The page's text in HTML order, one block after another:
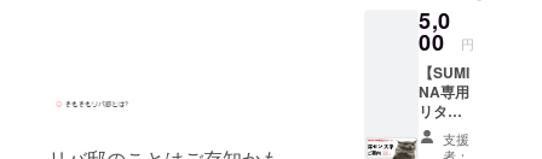
メッ
セージ
●クラウ
ドファ
ンディ
ングの
活動報
告にお
許もあ
り） ●
リバ邸
深セン
ご支援
者様限
定FBグ
ループ
5,0
00 円
【SUMI
NA専用
リター
ン】 ●1
時間の
支援
者：